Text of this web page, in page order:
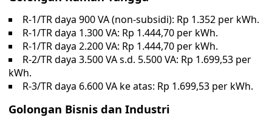
R-1/TR daya 900 VA (non-subsidi): Rp 1.352 per kWh.
R-1/TR daya 1.300 VA: Rp 1.444,70 per kWh.
R-1/TR daya 2.200 VA: Rp 1.444,70 per kWh.
R-2/TR daya 3.500 VA s.d. 5.500 VA: Rp 1.699,53 per
kWh.
R-3/TR daya 6.600 VA ke atas: Rp 1.699,53 per kWh.
Golongan Bisnis dan Industri